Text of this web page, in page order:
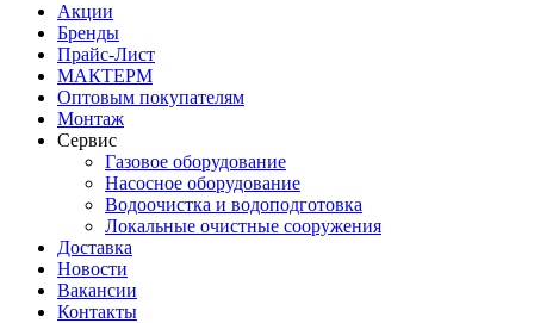
Акции
Бренды
Прайс-Лист
МАКТЕРМ
Оптовым покупателям
Монтаж
Сервис
Газовое оборудование
Насосное оборудование
Водоочистка и водоподготовка
Локальные очистные сооружения
Доставка
Новости
Вакансии
Контакты